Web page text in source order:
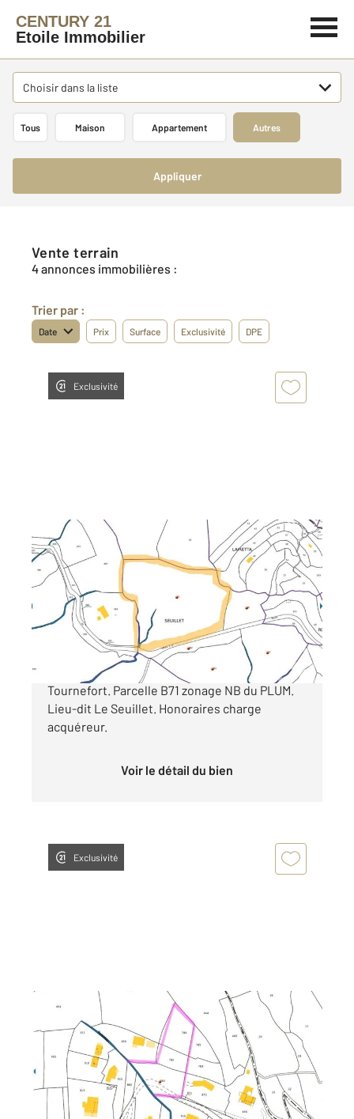
CENTURY 21
Etoile Immobilier
Choisir dans la liste
Tous Maison Appartement Autres
Appliquer
Vente terrain
4 annonces immobilières :
Trier par :
Date Prix Surface Exclusivité DPE
Exclusivité
TOURNEFORT 06
12580 m2
Ref : 1039
Terrain à vendre
63 000 €
Terrain non constructible sur la commune de
Tournefort. Parcelle B71 zonage NB du PLUM.
Lieu-dit Le Seuillet. Honoraires charge
acquéreur.
Voir le détail du bien
Exclusivité
BONSON 06
3000 m2
Ref : 1237
Terrain à vendre
165 000 €